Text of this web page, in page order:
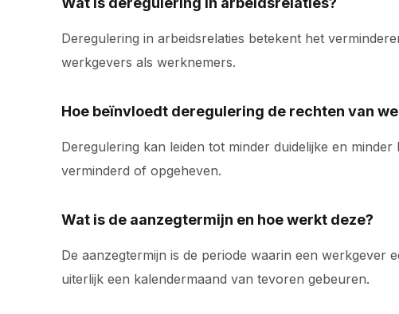
Deregulering in arbeidsrelaties betekent het
werkgevers als werknemers.
Hoe beïnvloedt deregulering de rechten van
Deregulering kan leiden tot minder duidelijke en
verminderd of opgeheven.
Wat is de aanzegtermijn en hoe werkt deze?
De aanzegtermijn is de periode waarin een
uiterlijk een kalendermaand van tevoren gebeuren.